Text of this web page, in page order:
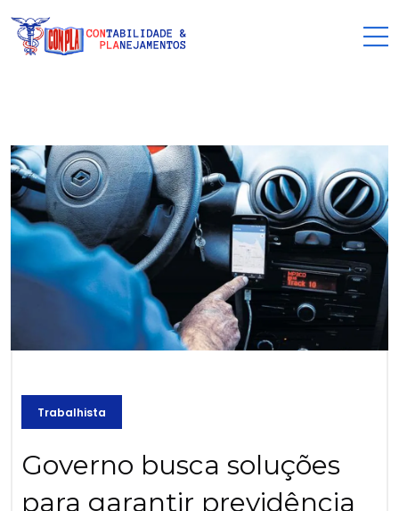
Trabalhista
Governo busca soluções
para garantir previdência